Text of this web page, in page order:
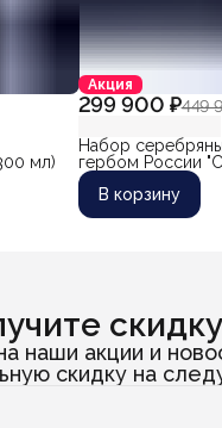
мл)
Акция
299 900 ₽449
Набор
гербом России
бокала 330 мл)
В корзину
наши акции и
скидку на